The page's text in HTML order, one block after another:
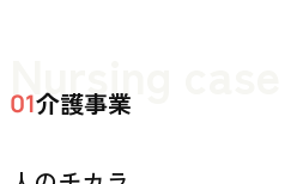
Nursing case
01介護事業